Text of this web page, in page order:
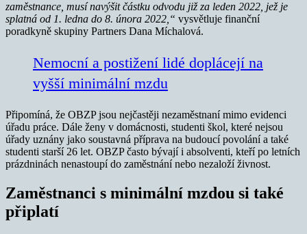
zaměstnance, musí navýšit částku odvodu již za leden 2022, jež je
splatná od 1. ledna do 8. února 2022,“ vysvětluje finanční
poradkyně skupiny Partners Dana Míchalová.
Nemocní a postižení lidé doplácejí na
vyšší minimální mzdu
Připomíná, že OBZP jsou nejčastěji nezaměstnaní mimo evidenci
úřadu práce. Dále ženy v domácnosti, studenti škol, které nejsou
úřady uznány jako soustavná příprava na budoucí povolání a také
studenti starší 26 let. OBZP často bývají i absolventi, kteří po letních
prázdninách nenastoupí do zaměstnání nebo nezaloží živnost.
Zaměstnanci s minimální mzdou si také
připlatí